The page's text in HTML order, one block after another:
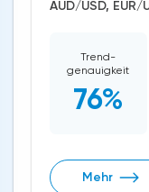
Trend-
genauigkeit
76%
Mehr